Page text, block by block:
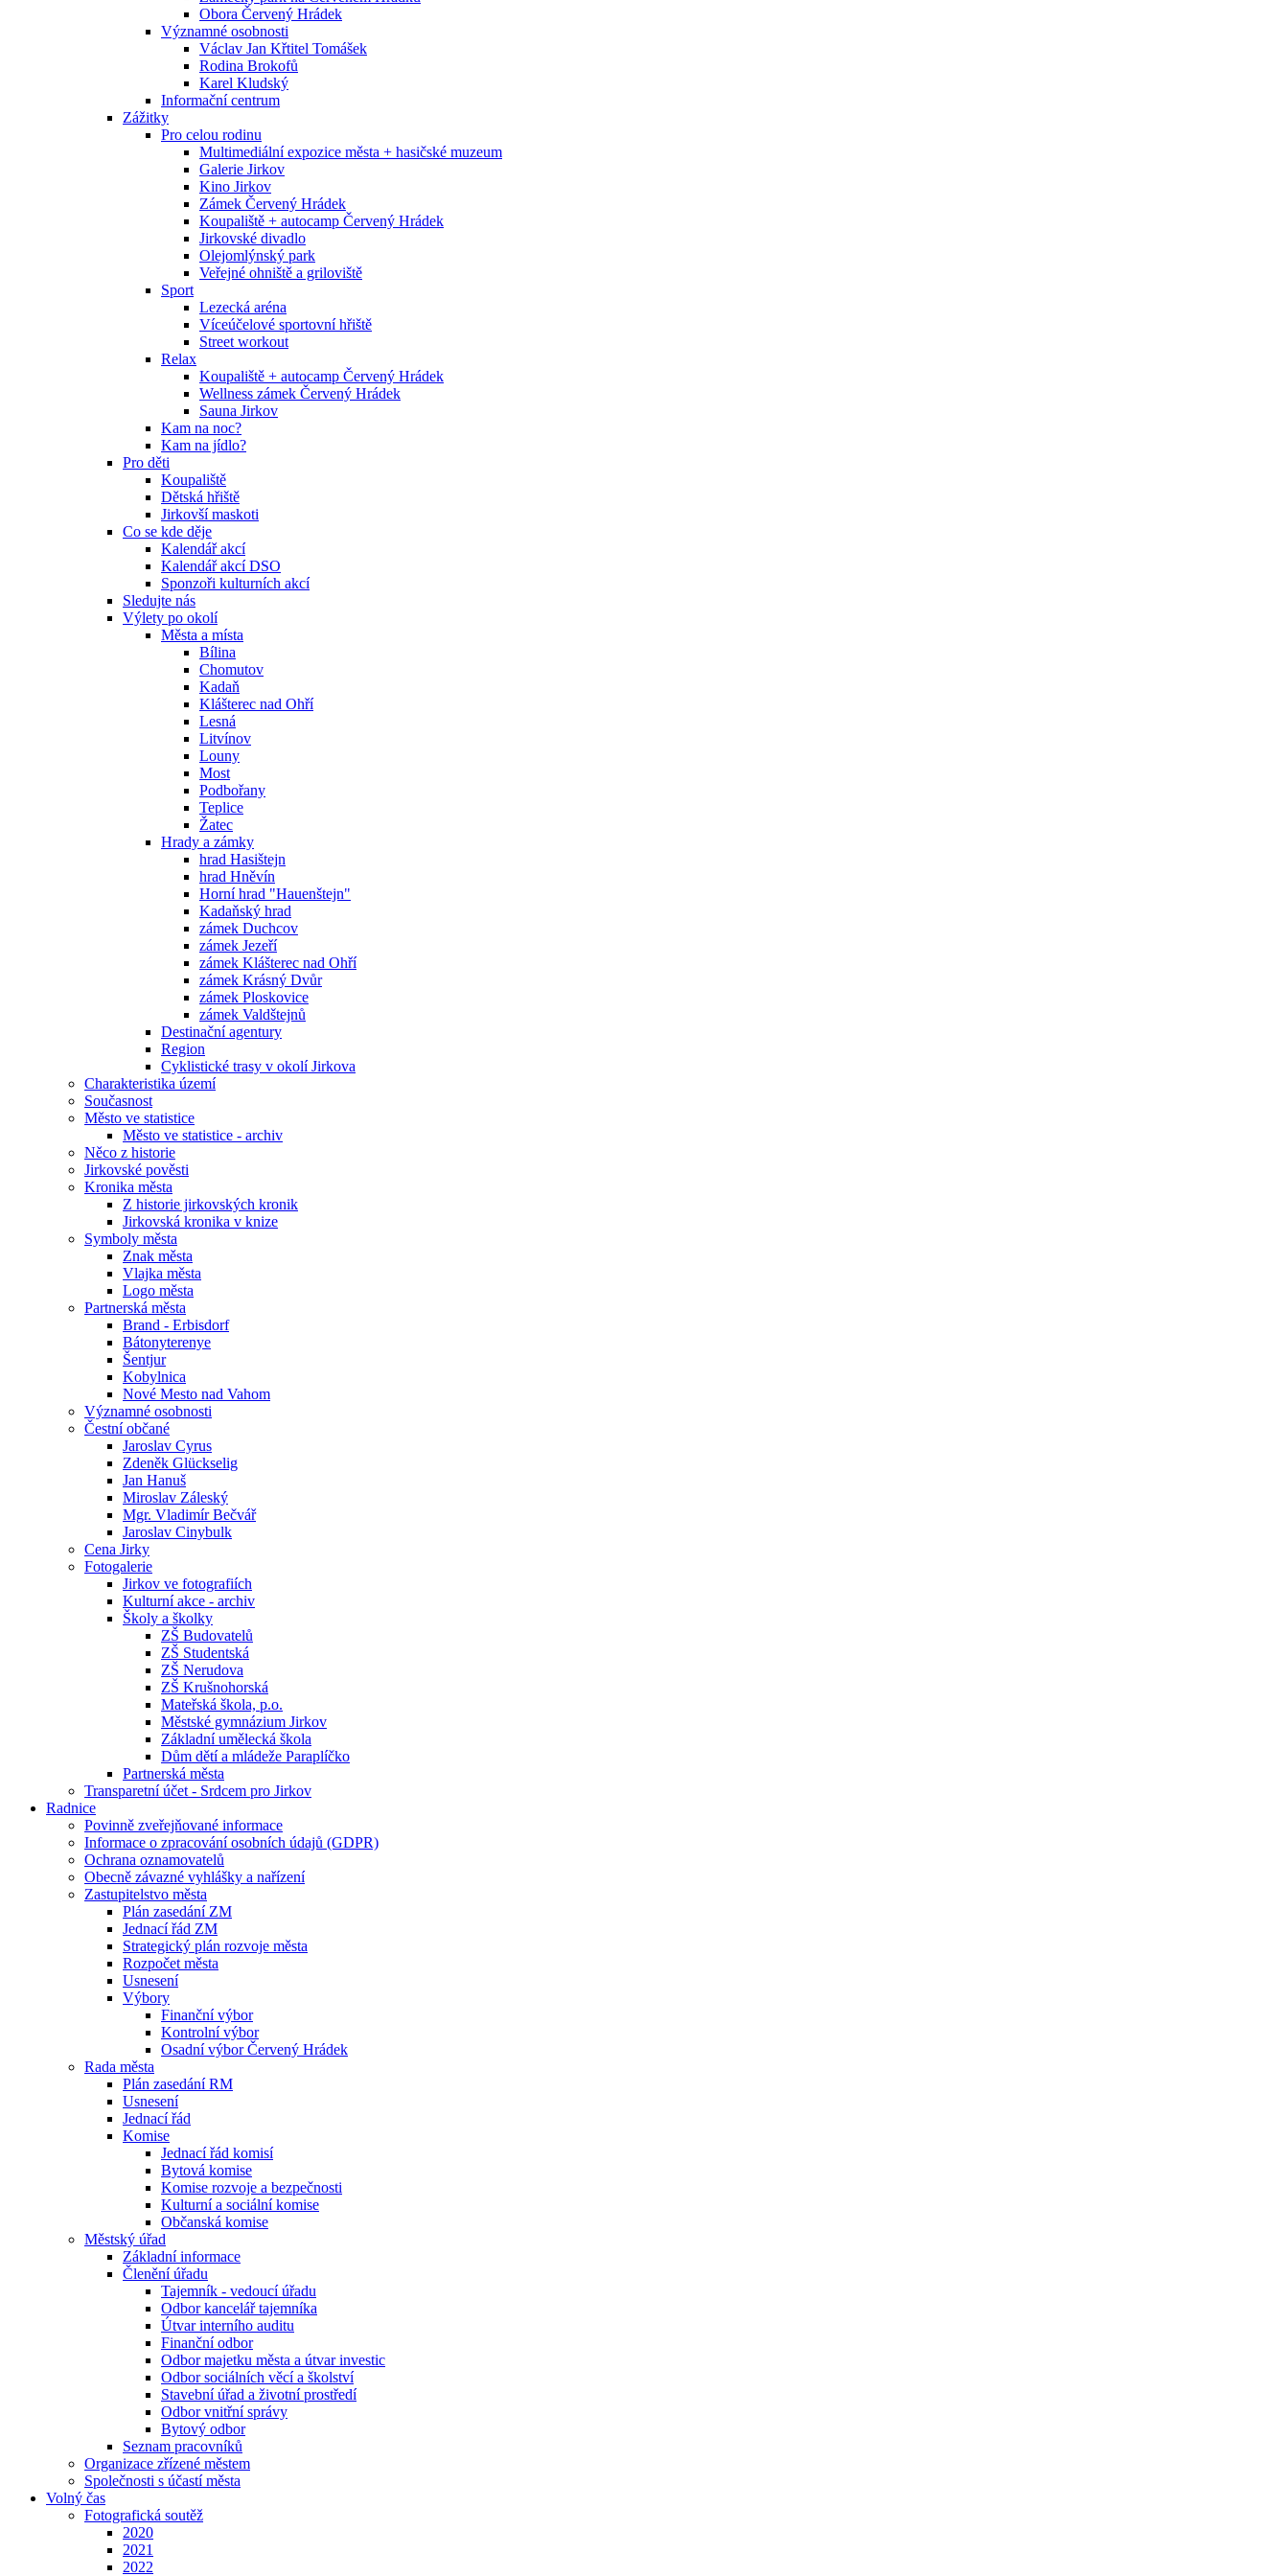
Obora Červený Hrádek
Významné osobnosti
Václav Jan Křtitel Tomášek
Rodina Brokofů
Karel Kludský
Informační centrum
Zážitky
Pro celou rodinu
Multimediální expozice města + hasičské muzeum
Galerie Jirkov
Kino Jirkov
Zámek Červený Hrádek
Koupaliště + autocamp Červený Hrádek
Jirkovské divadlo
Olejomlýnský park
Veřejné ohniště a griloviště
Sport
Lezecká aréna
Víceúčelové sportovní hřiště
Street workout
Relax
Koupaliště + autocamp Červený Hrádek
Wellness zámek Červený Hrádek
Sauna Jirkov
Kam na noc?
Kam na jídlo?
Pro děti
Koupaliště
Dětská hřiště
Jirkovší maskoti
Co se kde děje
Kalendář akcí
Kalendář akcí DSO
Sponzoři kulturních akcí
Sledujte nás
Výlety po okolí
Města a místa
Bílina
Chomutov
Kadaň
Klášterec nad Ohří
Lesná
Litvínov
Louny
Most
Podbořany
Teplice
Žatec
Hrady a zámky
hrad Hasištejn
hrad Hněvín
Horní hrad "Hauenštejn"
Kadaňský hrad
zámek Duchcov
zámek Jezeří
zámek Klášterec nad Ohří
zámek Krásný Dvůr
zámek Ploskovice
zámek Valdštejnů
Destinační agentury
Region
Cyklistické trasy v okolí Jirkova
Charakteristika území
Současnost
Město ve statistice
Město ve statistice - archiv
Něco z historie
Jirkovské pověsti
Kronika města
Z historie jirkovských kronik
Jirkovská kronika v knize
Symboly města
Znak města
Vlajka města
Logo města
Partnerská města
Brand - Erbisdorf
Bátonyterenye
Šentjur
Kobylnica
Nové Mesto nad Vahom
Významné osobnosti
Čestní občané
Jaroslav Cyrus
Zdeněk Glückselig
Jan Hanuš
Miroslav Záleský
Mgr. Vladimír Bečvář
Jaroslav Cinybulk
Cena Jirky
Fotogalerie
Jirkov ve fotografiích
Kulturní akce - archiv
Školy a školky
ZŠ Budovatelů
ZŠ Studentská
ZŠ Nerudova
ZŠ Krušnohorská
Mateřská škola, p.o.
Městské gymnázium Jirkov
Základní umělecká škola
Dům dětí a mládeže Paraplíčko
Partnerská města
Transparetní účet - Srdcem pro Jirkov
Radnice
Povinně zveřejňované informace
Informace o zpracování osobních údajů (GDPR)
Ochrana oznamovatelů
Obecně závazné vyhlášky a nařízení
Zastupitelstvo města
Plán zasedání ZM
Jednací řád ZM
Strategický plán rozvoje města
Rozpočet města
Usnesení
Výbory
Finanční výbor
Kontrolní výbor
Osadní výbor Červený Hrádek
Rada města
Plán zasedání RM
Usnesení
Jednací řád
Komise
Jednací řád komisí
Bytová komise
Komise rozvoje a bezpečnosti
Kulturní a sociální komise
Občanská komise
Městský úřad
Základní informace
Členění úřadu
Tajemník - vedoucí úřadu
Odbor kancelář tajemníka
Útvar interního auditu
Finanční odbor
Odbor majetku města a útvar investic
Odbor sociálních věcí a školství
Stavební úřad a životní prostředí
Odbor vnitřní správy
Bytový odbor
Seznam pracovníků
Organizace zřízené městem
Společnosti s účastí města
Volný čas
Fotografická soutěž
2020
2021
2022